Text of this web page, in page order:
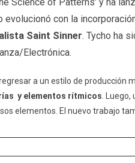
evolucionó con la
Saint Sinner. Tycho ha
Electrónica.
a un estilo de producción
y elementos rítmicos .
elementos. El nuevo trabajo